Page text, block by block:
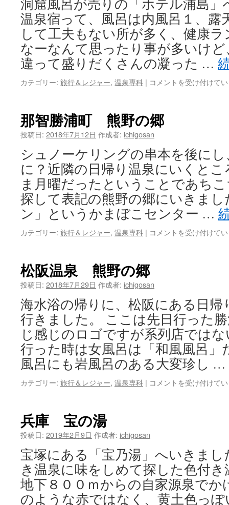
の
湯
は
洞窟風呂が売りの「ホテル浦島
温泉宿って、風呂は内風呂１、露
して工夫もない所が多く、健康
なーなんて思ったり事が多いけ
違って盛りだくさんの凝った …
カテゴリー: 旅行＆レジャー, 温泉専科 | 南
浦
温
泉
テ
ル
浦
島
へ
行
っ
き
た。
は
コメントを受け付けて
那智勝浦町 熊野の郷
投稿日: 2018年7月12日 作成者: ichigosan
シュノーケリングの串本を後に
に？近隣の日帰り温泉にいくと
ま月曜だったということであち
探して表記の熊野の郷にいきま
ン」というかまぼこセンター …
カテゴリー: 旅行＆レジャー, 温泉専科 | 那
浦
町
熊
の
郷
は
コメントを受け付けて
松阪温泉 熊野の郷
投稿日: 2018年7月29日 作成者: ichigosan
海水浴の帰りに、松阪にある日帰
行きました。 ここは先日行った
じ感じのロゴですが系列店では
行った時は女風呂は「和風風呂
風呂にも岩風呂のある大変珍し …
カテゴリー: 旅行＆レジャー, 温泉専科 | 松
野
郷
は
コメントを受け付けて
兵庫 宝の湯
投稿日: 2019年2月9日 作成者: ichigosan
宝塚にある「宝乃湯」へいきまし
き温泉に味をしめて探した色付
地下８００ｍからの自家源泉でか
のような赤ではなく、黄土色っ